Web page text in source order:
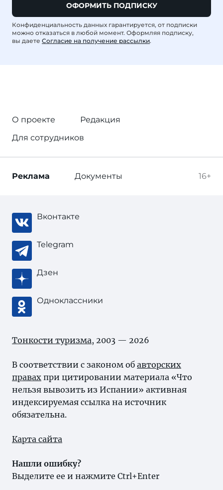
ОФОРМИТЬ ПОДПИСКУ
Конфиденциальность данных гарантируется, от подписки
можно отказаться в любой момент. Оформляя подписку,
вы даете Согласие на получение рассылки.
О проекте
Редакция
Для сотрудников
16+
Реклама Документы
Вконтакте
Telegram
Дзен
Одноклассники
Тонкости туризма, 2003 — 2026
В соответствии с законом об авторских
правах при цитировании материала «Что
нельзя вывозить из Испании» активная
индексируемая ссылка на источник
обязательна.
Карта сайта
Нашли ошибку?
Выделите ее и нажмите Ctrl+Enter